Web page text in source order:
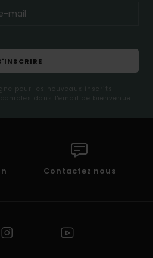
pour les nouveaux inscrits -
dans l'email de bienvenue
Contactez nous